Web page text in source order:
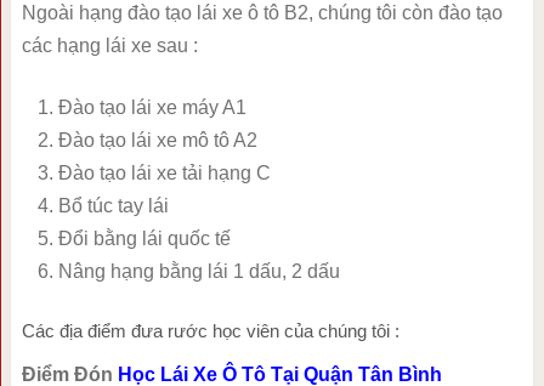
Ngoài hạng đào tạo lái xe ô tô B2, chúng tôi còn đào tạo
các hạng lái xe sau :
Đào tạo lái xe máy A1
Đào tạo lái xe mô tô A2
Đào tạo lái xe tải hạng C
Bổ túc tay lái
Đổi bằng lái quốc tế
Nâng hạng bằng lái 1 dấu, 2 dấu
Các địa điểm đưa rước học viên của chúng tôi :
Điểm Đón Học Lái Xe Ô Tô Tại Quận Tân Bình